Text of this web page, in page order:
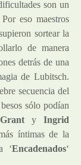
son un
eso maestros
sortear la
de manera
detrás de una
de Lubitsch.
secuencia del
sólo podían
yIngrid
íntimas de la
‘Encadenados‘